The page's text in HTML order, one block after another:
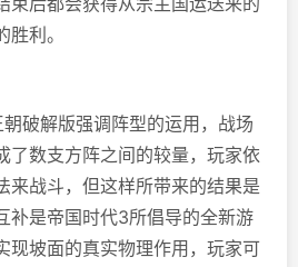
利。
解版强调阵型的运用，战场
了数支方阵之间的较量，玩家依
来战斗，但这样所带来的结果是
补是帝国时代3所倡导的全新游
现坡面的真实物理作用，玩家可